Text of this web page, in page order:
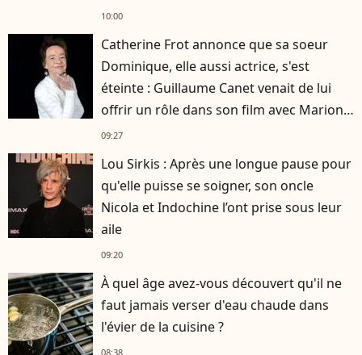
10:00
Catherine Frot annonce que sa soeur
Dominique, elle aussi actrice, s'est
éteinte : Guillaume Canet venait de lui
offrir un rôle dans son film avec Marion
Cotillard
09:27
Lou Sirkis : Après une longue pause pour
qu'elle puisse se soigner, son oncle
Nicola et Indochine l’ont prise sous leur
aile
09:20
À quel âge avez-vous découvert qu'il ne
faut jamais verser d'eau chaude dans
l'évier de la cuisine ?
08:38